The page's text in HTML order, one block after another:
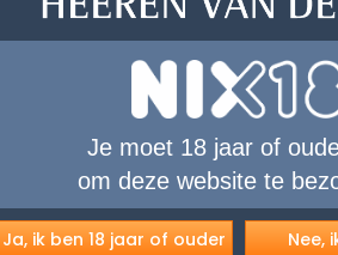
Je moet 18 jaar of
om deze website te
Ja, ik ben 18 jaar of ouder Nee,